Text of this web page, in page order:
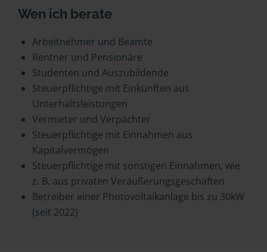
Wen ich berate
Arbeitnehmer und Beamte
Rentner und Pensionäre
Studenten und Auszubildende
Steuerpflichtige mit Einkünften aus
Unterhaltsleistungen
Vermieter und Verpächter
Steuerpflichtige mit Einnahmen aus
Kapitalvermögen
Steuerpflichtige mit sonstigen Einnahmen, wie
z. B. aus privaten Veräußerungsgeschäften
Betreiber einer Photovoltaikanlage bis zu 30kW
(seit 2022)